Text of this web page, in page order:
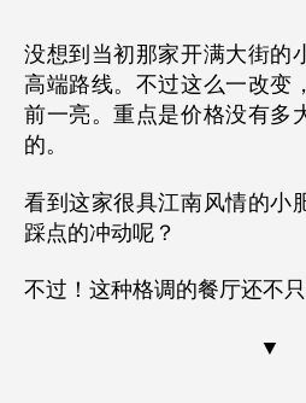
没想到当初那家开满大街的
高端路线。不过这么一改变
前一亮。重点是价格没有多
的。
看到这家很具江南风情的小
踩点的冲动呢？
不过！这种格调的餐厅还不只
▼